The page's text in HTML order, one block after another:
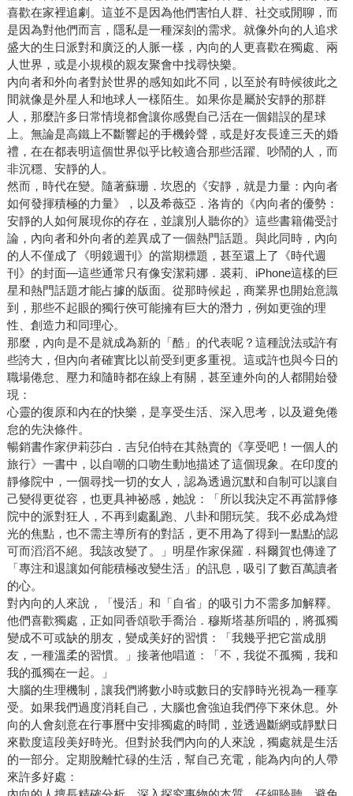
喜歡在家裡追劇。這並不是因為他們害怕人群、社交或閒聊，而
是因為對他們而言，隱私是一種深刻的需求。就像外向的人追求
盛大的生日派對和廣泛的人脈一樣，內向的人更喜歡在獨處、兩
人世界，或是小規模的親友聚會中找尋快樂。
內向者和外向者對於世界的感知如此不同，以至於有時候彼此之
間就像是外星人和地球人一樣陌生。如果你是屬於安靜的那群
人，那麼許多日常情境都會讓你感覺自己活在一個錯誤的星球
上。無論是高鐵上不斷響起的手機鈴聲，或是好友長達三天的婚
禮，在在都表明這個世界似乎比較適合那些活躍、吵鬧的人，而
非沉穩、安靜的人。
然而，時代在變。隨著蘇珊．坎恩的《安靜，就是力量：內向者
如何發揮積極的力量》，以及希薇亞．洛肯的《內向者的優勢：
安靜的人如何展現你的存在，並讓別人聽你的》這些書籍備受討
論，內向者和外向者的差異成了一個熱門話題。與此同時，內向
的人不僅成了《明鏡週刊》的當期標題，甚至還上了《時代週
刊》的封面—這些通常只有像安潔莉娜．裘莉、iPhone這樣的巨
星和熱門話題才能占據的版面。從那時候起，商業界也開始意識
到，那些不起眼的獨行俠可能擁有巨大的潛力，例如更強的理
性、創造力和同理心。
那麼，內向是不是就成為新的「酷」的代表呢？這種說法或許有
些誇大，但內向者確實比以前受到更多重視。這或許也與今日的
職場倦怠、壓力和隨時都在線上有關，甚至連外向的人都開始發
現：
心靈的復原和內在的快樂，是享受生活、深入思考，以及避免倦
怠的先決條件。
暢銷書作家伊莉莎白．吉兒伯特在其熱賣的《享受吧！一個人的
旅行》一書中，以自嘲的口吻生動地描述了這個現象。在印度的
靜修院中，一個尋找一切的女人，認為透過沉默和自制可以讓自
己變得更從容，也更具神祕感，她說：「所以我決定不再當靜修
院中的派對狂人，不再到處亂跑、八卦和開玩笑。我不必成為燈
光的焦點，也不需主導所有的對話，更不用為了得到一點點的認
可而滔滔不絕。我該改變了。」明星作家保羅．科爾賀也傳達了
「專注和退讓如何能積極改變生活」的訊息，吸引了數百萬讀者
的心。
對內向的人來說，「慢活」和「自省」的吸引力不需多加解釋。
他們喜歡獨處，正如同香頌歌手喬治．穆斯塔基所唱的，將孤獨
變成不可或缺的朋友，變成美好的習慣：「我幾乎把它當成朋
友，一種溫柔的習慣。」接著他唱道：「不，我從不孤獨，我和
我的孤獨在一起。」
大腦的生理機制，讓我們將數小時或數日的安靜時光視為一種享
受。如果我們過度消耗自己，大腦也會強迫我們停下來休息。外
向的人會刻意在行事曆中安排獨處的時間，並透過斷網或靜默日
來歡度這段美好時光。但對於我們內向的人來說，獨處就是生活
的一部分。定期脫離忙碌的生活，幫自己充電，能為內向的人帶
來許多好處：